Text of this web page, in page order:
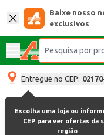
Baixe nosso
exclusivos
Entregue no CEP:
Escolha uma loja ou
CEP para ver ofertas da
região